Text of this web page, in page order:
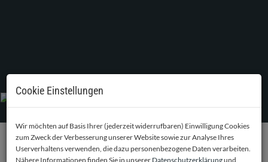
BESCHREIBUNG
Cookie Einstellungen
Wir möchten auf Basis Ihrer (jederzeit widerrufbaren) Einwilligung Cookies
zum Zweck der Verbesserung unserer Website sowie zur Analyse Ihres
Userverhaltens verwenden, die dazu personenbezogene Daten verarbeiten.
Nähere Informationen finden Sie in unserer Datenschutzerklärungund